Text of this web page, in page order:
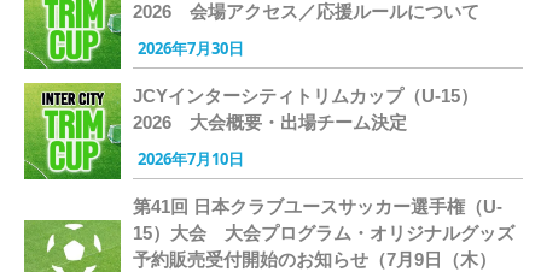
2026 会場アクセス／応援ルールについて
2026年7月30日
JCYインターシティトリムカップ（U-15）
2026 大会概要・出場チーム決定
2026年7月10日
第41回 日本クラブユースサッカー選手権（U-
15）大会 大会プログラム・オリジナルグッズ
予約販売受付開始のお知らせ（7月9日（木）